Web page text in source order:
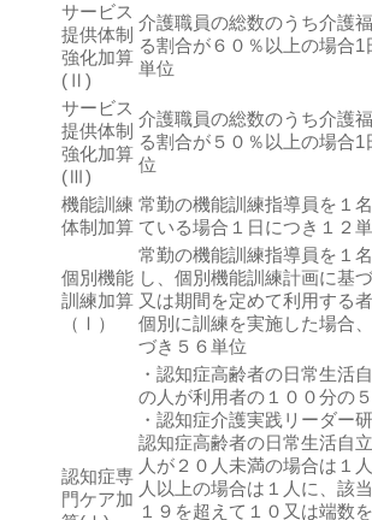
サービス
提供体制
強化加算
(Ⅱ)
介護職員の総数のうち介護
る割合が６０％以上の場合1
単位
サービス
提供体制
強化加算
(Ⅲ)
介護職員の総数のうち介護
る割合が５０％以上の場合1
位
機能訓練
体制加算
常勤の機能訓練指導員を１
ている場合１日につき１２
個別機能
訓練加算
（Ⅰ）
常勤の機能訓練指導員を１
し、個別機能訓練計画に基
又は期間を定めて利用する者
個別に訓練を実施した場合
づき５６単位
認知症専
門ケア加
・認知症高齢者の日常生活
の人が利用者の１００分の５
・認知症介護実践リーダー
認知症高齢者の日常生活自
人が２０人未満の場合は１
人以上の場合は１人に、該
１９を超えて１０又は端数